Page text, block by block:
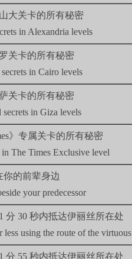
大关卡的所有秘密
in Alexandria levels
关卡的所有秘密
in Cairo levels
关卡的所有秘密
in Giza levels
》专属关卡的所有秘密
The Times Exclusive level
你的前辈身边
your predecessor
分 30 秒内抵达伊丽丝所在处
using the route of the virtuous
分 55 秒内抵达伊丽丝所在处